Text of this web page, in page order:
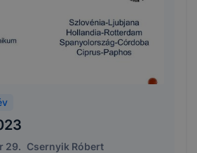
29. Csernyik Róbert